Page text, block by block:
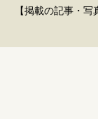
【掲載の記事・